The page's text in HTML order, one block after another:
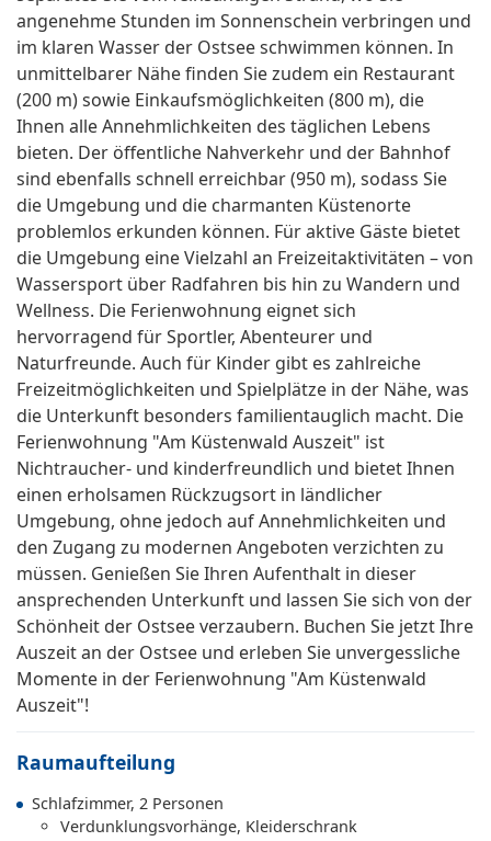
angenehme Stunden im Sonnenschein verbringen und
im klaren Wasser der Ostsee schwimmen können. In
unmittelbarer Nähe finden Sie zudem ein Restaurant
(200 m) sowie Einkaufsmöglichkeiten (800 m), die
Ihnen alle Annehmlichkeiten des täglichen Lebens
bieten. Der öffentliche Nahverkehr und der Bahnhof
sind ebenfalls schnell erreichbar (950 m), sodass Sie
die Umgebung und die charmanten Küstenorte
problemlos erkunden können. Für aktive Gäste bietet
die Umgebung eine Vielzahl an Freizeitaktivitäten – von
Wassersport über Radfahren bis hin zu Wandern und
Wellness. Die Ferienwohnung eignet sich
hervorragend für Sportler, Abenteurer und
Naturfreunde. Auch für Kinder gibt es zahlreiche
Freizeitmöglichkeiten und Spielplätze in der Nähe, was
die Unterkunft besonders familientauglich macht. Die
Ferienwohnung "Am Küstenwald Auszeit" ist
Nichtraucher- und kinderfreundlich und bietet Ihnen
einen erholsamen Rückzugsort in ländlicher
Umgebung, ohne jedoch auf Annehmlichkeiten und
den Zugang zu modernen Angeboten verzichten zu
müssen. Genießen Sie Ihren Aufenthalt in dieser
ansprechenden Unterkunft und lassen Sie sich von der
Schönheit der Ostsee verzaubern. Buchen Sie jetzt Ihre
Auszeit an der Ostsee und erleben Sie unvergessliche
Momente in der Ferienwohnung "Am Küstenwald
Auszeit"!
Raumaufteilung
Schlafzimmer, 2 Personen
Verdunklungsvorhänge, Kleiderschrank